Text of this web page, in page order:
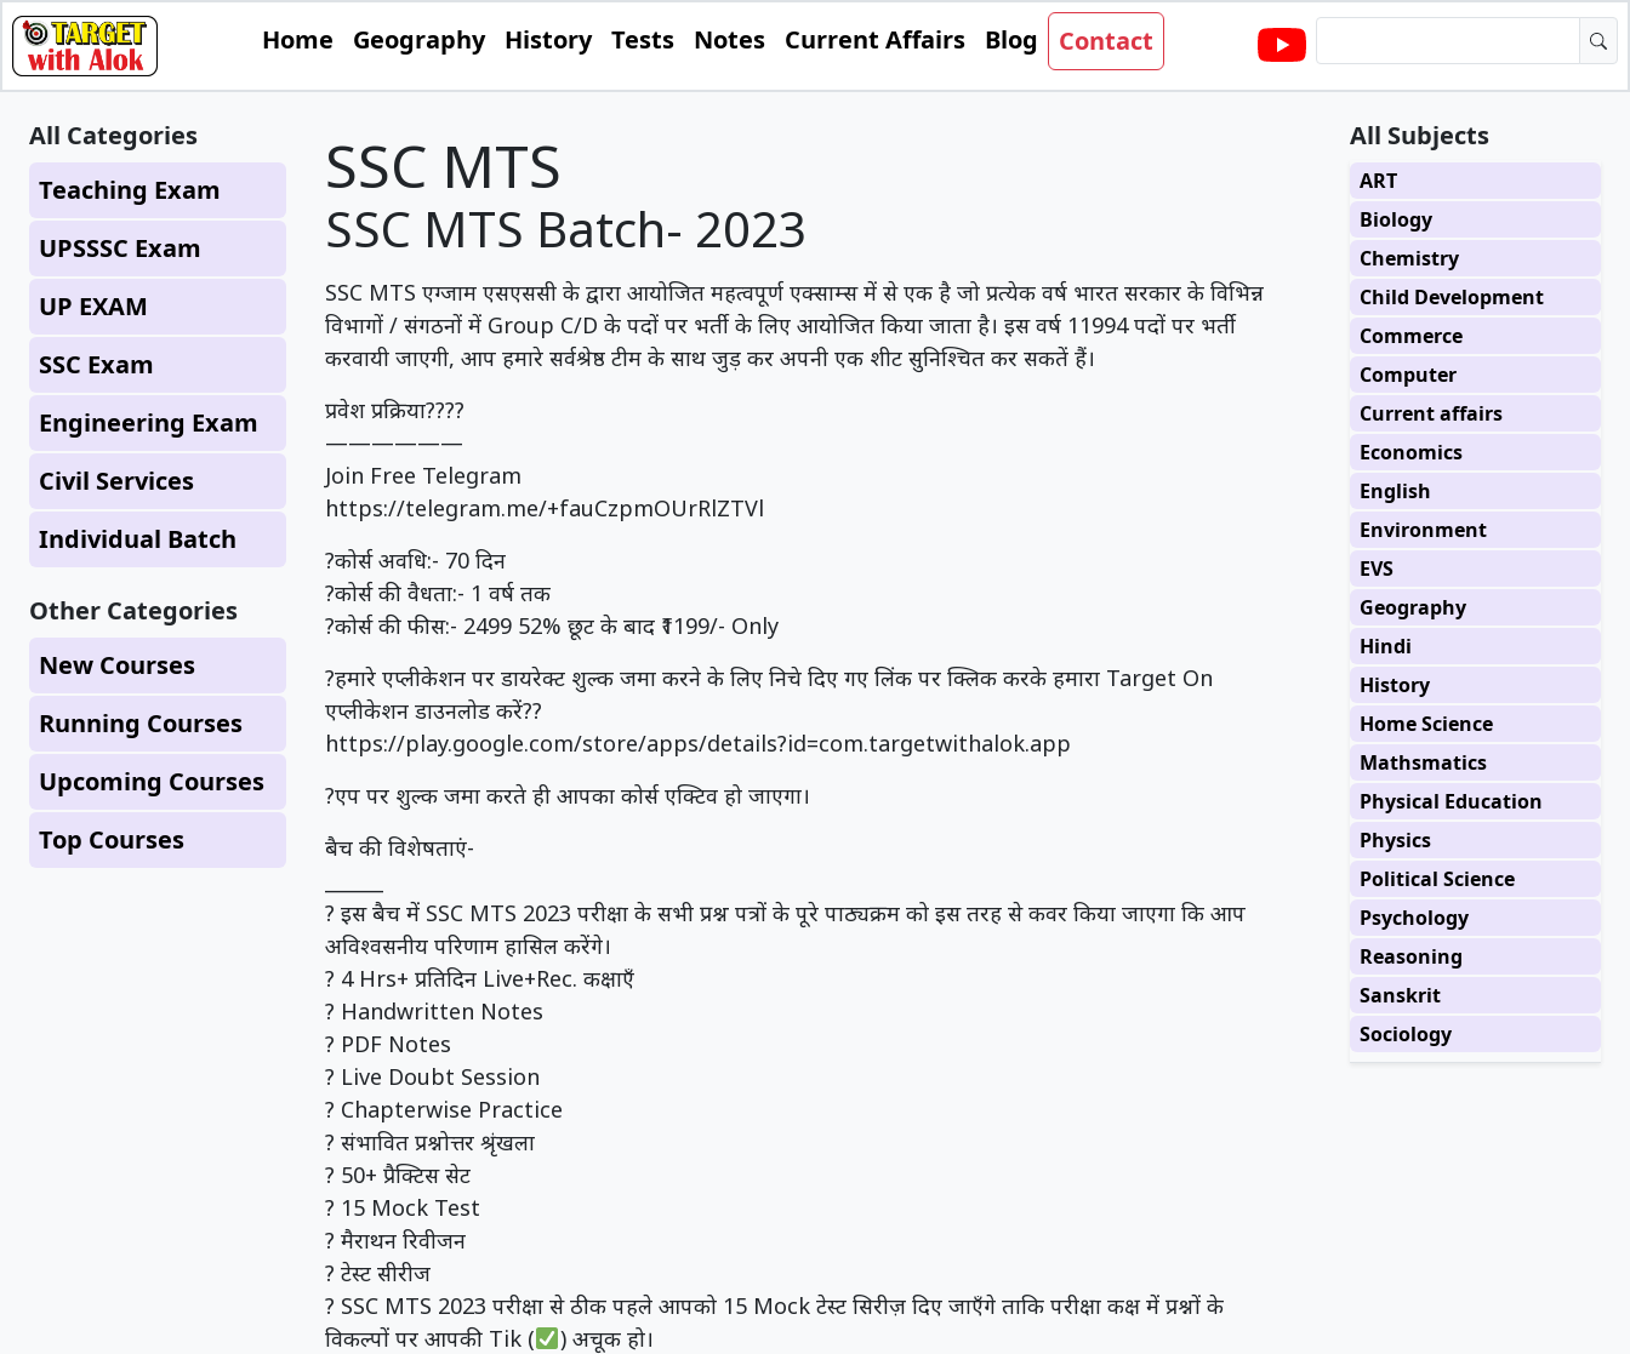
Home Geography History Tests Notes Current Affairs Blog Contact
All Categories
Teaching Exam
UPSSSC Exam
UP EXAM
SSC Exam
Engineering Exam
Civil Services
Individual Batch
Other Categories
New Courses
Running Courses
Upcoming Courses
Top Courses
All Subjects
ART
Biology
Chemistry
Child Development
Commerce
Computer
Current affairs
Economics
English
Environment
EVS
Geography
Hindi
History
Home Science
Mathsmatics
Physical Education
Physics
Political Science
Psychology
Reasoning
Sanskrit
Sociology
SSC MTS
SSC MTS Batch- 2023
SSC MTS एग्जाम एसएससी के द्वारा आयोजित महत्वपूर्ण एक्साम्स में से एक है जो प्रत्येक वर्ष भारत सरकार के विभिन्न
विभागों / संगठनों में Group C/D के पदों पर भर्ती के लिए आयोजित किया जाता है। इस वर्ष 11994 पदों पर भर्ती
करवायी जाएगी, आप हमारे सर्वश्रेष्ठ टीम के साथ जुड़ कर अपनी एक शीट सुनिश्चित कर सकतें हैं।
प्रवेश प्रक्रिया????
——————
Join Free Telegram
https://telegram.me/+fauCzpmOUrRlZTVl
?कोर्स अवधि:- 70 दिन
?कोर्स की वैधता:- 1 वर्ष तक
?कोर्स की फीस:- 2499 52% छूट के बाद ₹1199/- Only
?हमारे एप्लीकेशन पर डायरेक्ट शुल्क जमा करने के लिए निचे दिए गए लिंक पर क्लिक करके हमारा Target On
एप्लीकेशन डाउनलोड करें??
https://play.google.com/store/apps/details?id=com.targetwithalok.app
?एप पर शुल्क जमा करते ही आपका कोर्स एक्टिव हो जाएगा।
बैच की विशेषताएं-
? इस बैच में SSC MTS 2023 परीक्षा के सभी प्रश्न पत्रों के पूरे पाठ्यक्रम को इस तरह से कवर किया जाएगा कि आप
अविश्वसनीय परिणाम हासिल करेंगे।
? 4 Hrs+ प्रतिदिन Live+Rec. कक्षाएँ
? Handwritten Notes
? PDF Notes
? Live Doubt Session
? Chapterwise Practice
? संभावित प्रश्नोत्तर श्रृंखला
? 50+ प्रैक्टिस सेट
? 15 Mock Test
? मैराथन रिवीजन
? टेस्ट सीरीज
? SSC MTS 2023 परीक्षा से ठीक पहले आपको 15 Mock टेस्ट सिरीज़ दिए जाएँगे ताकि परीक्षा कक्ष में प्रश्नों के
विकल्पों पर आपकी Tik (
) अचूक हो।